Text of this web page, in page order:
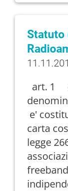
Statuto
art. 1
e'
carta
legge